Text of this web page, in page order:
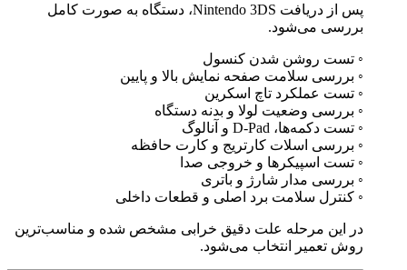
پس از دریافت Nintendo 3DS، دستگاه به صورت کامل
بررسی می‌شود.
◦ تست روشن شدن کنسول
◦ بررسی سلامت صفحه نمایش بالا و پایین
◦ تست عملکرد تاچ اسکرین
◦ بررسی وضعیت لولا و بدنه دستگاه
◦ تست دکمه‌ها، D-Pad و آنالوگ
◦ بررسی اسلات کارتریج و کارت حافظه
◦ تست اسپیکرها و خروجی صدا
◦ بررسی مدار شارژ و باتری
◦ کنترل سلامت برد اصلی و قطعات داخلی
در این مرحله علت دقیق خرابی مشخص شده و مناسب‌ترین
روش تعمیر انتخاب می‌شود.